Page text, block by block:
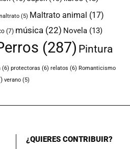
(5) Maltrato animal (17)
(7) música (22) Novela (13)
(287) Pintura
(6) protectoras (6) relatos (6) Romanticismo
verano (5)
¿QUIERES CONTRIBUIR?